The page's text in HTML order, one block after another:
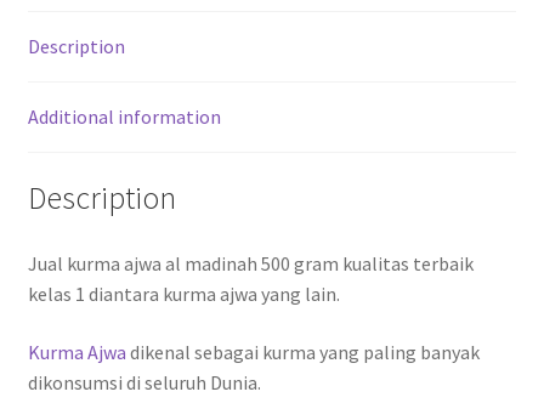
Description
Additional information
Description
Jual kurma ajwa al madinah 500 gram kualitas terbaik
kelas 1 diantara kurma ajwa yang lain.
Kurma Ajwa dikenal sebagai kurma yang paling banyak
dikonsumsi di seluruh Dunia.